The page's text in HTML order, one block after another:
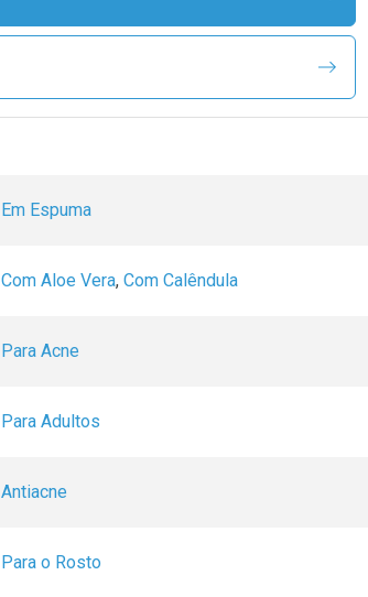
Em Espuma
Com Aloe Vera, Com Calêndula
Para Acne
Para Adultos
Antiacne
Para o Rosto